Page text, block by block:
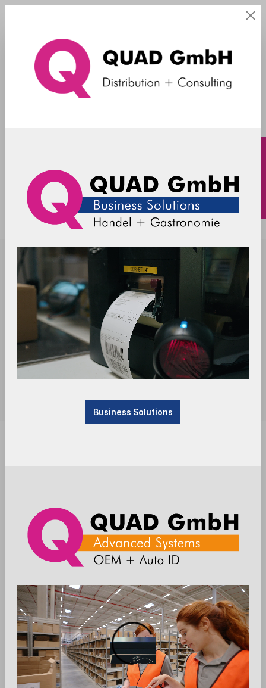
MultiGrip - weiss
CB00100-32
Die Preise werden nach der Aktivierung
angezeigt
Zum Merkzettel hinzufügen
Einzelteile Farbe: weiss Halterung Payment
Halterungen
Montage: MultiGrip
Business Solutions